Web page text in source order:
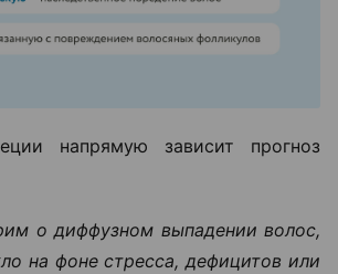
напрямую зависит прогноз
о диффузном выпадении волос,
на фоне стресса, дефицитов или